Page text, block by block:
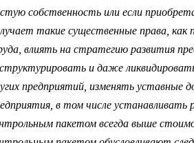
собственность или если
такие существенные права, как
влиять на стратегию развития
и даже
предприятий, изменять уставные
в том числе
пакетом всегда выше